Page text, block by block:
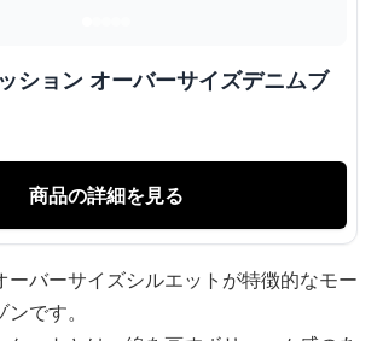
ション オーバーサイズデニムブ
商品の詳細を見る
ーバーサイズシルエットが特徴的なモー
です。